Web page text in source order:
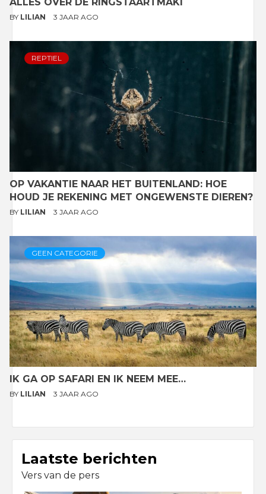
BY LILIAN 3 JAAR AGO
REPTIEL
OP VAKANTIE NAAR HET BUITENLAND: HOE
HOUD JE REKENING MET ONGEWENSTE DIEREN?
BY LILIAN 3 JAAR AGO
GEEN CATEGORIE
IK GA OP SAFARI EN IK NEEM MEE…
BY LILIAN 3 JAAR AGO
Laatste berichten
Vers van de pers